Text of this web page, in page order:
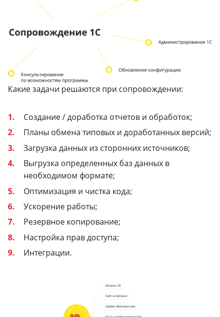
Какие задачи решаются при сопровождении:
Создание / доработка отчетов и обработок;
Планы обмена типовых и доработанных версий;
Загрузка данных из сторонних источников;
Выгрузка определенных баз данных в
необходимом формате;
Оптимизация и чистка кода;
Ускорение работы;
Резервное копирование;
Настройка прав доступа;
Интеграции.